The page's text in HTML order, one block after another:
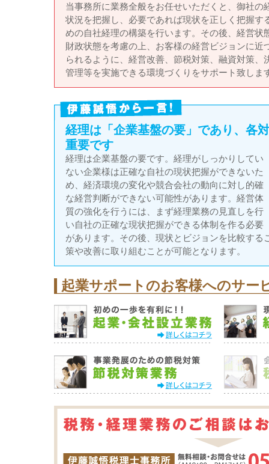
当事務所に業務全般をお任せいただくと、御社の
状況を把握し、必要であれば現状を正しく把握す
めの自社経理の構築を行います。その後、経営状
財政状態を考慮の上、お客様の経営ビジョンに近
られるように、経営改善、節税対策、融資対策、
管理等を実施できる環境づくりをサポート致しま
経理は「企業基盤の要」であり、各
重要です
経理は企業基盤の要です。経理がしっかりしてい
ない企業様は正確な自社の現状把握ができないた
め、経済環境の変化や競合会社の動向に対し的確
な経営判断ができない可能性があります。経営体
質の強化を行うには、まず経理業務の見直しを行
い自社の正確な現状把握ができる体制を作る必要
があります。その後、現状とビジョンを比較する
策や改善に取り組むことが可能となります。
起業サポートのお客様へのサー